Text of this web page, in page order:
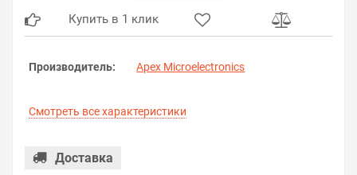
Купить в 1 клик
Производитель: Apex Microelectronics
Смотреть все характеристики
Доставка